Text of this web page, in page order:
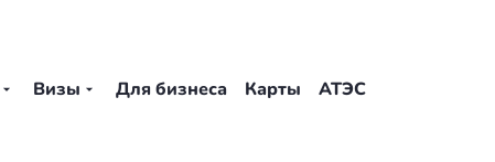
Визы Для бизнеса Карты АТЭС